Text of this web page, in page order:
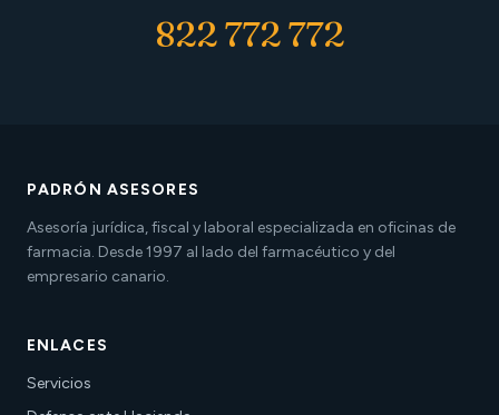
822 772 772
PADRÓN ASESORES
Asesoría jurídica, fiscal y laboral especializada en oficinas de
farmacia. Desde 1997 al lado del farmacéutico y del
empresario canario.
ENLACES
Servicios